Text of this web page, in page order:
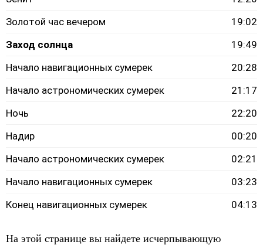
Золотой час вечером
19:02
Заход солнца
19:49
Начало навигационных сумерек
20:28
Начало астрономических сумерек
21:17
Ночь
22:20
Надир
00:20
Начало астрономических сумерек
02:21
Начало навигационных сумерек
03:23
Конец навигационных сумерек
04:13
На этой странице вы найдете исчерпывающую